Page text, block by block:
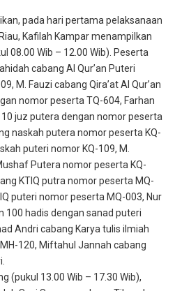
pada hari pertama pelaksanaan
Kafilah Kampar menampilkan
08.00 Wib – 12.00 Wib). Peserta
cabang Al Qur’an Puteri
M. Fauzi cabang Qira’at Al Qur’an
nomor peserta TQ-604, Farhan
juz putera dengan nomor peserta
naskah putera nomor peserta KQ-
puteri nomor KQ-109, M.
Putera nomor peserta KQ-
KTIQ putra nomor peserta MQ-
puteri nomor peserta MQ-003, Nur
hadis dengan sanad puteri
Andri cabang Karya tulis ilmiah
120, Miftahul Jannah cabang
(pukul 13.00 Wib – 17.30 Wib),